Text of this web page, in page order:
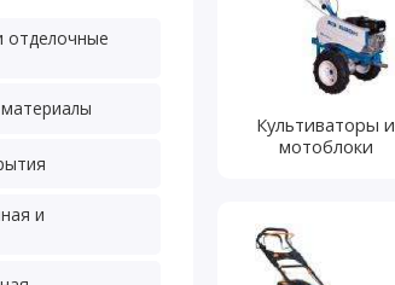
отделочные
и
Культиваторы и
мотоблоки